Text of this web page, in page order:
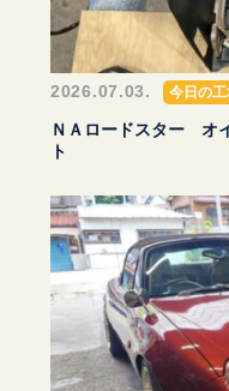
2026.07.03. 今日の工
ＮＡロードスター オ
ト